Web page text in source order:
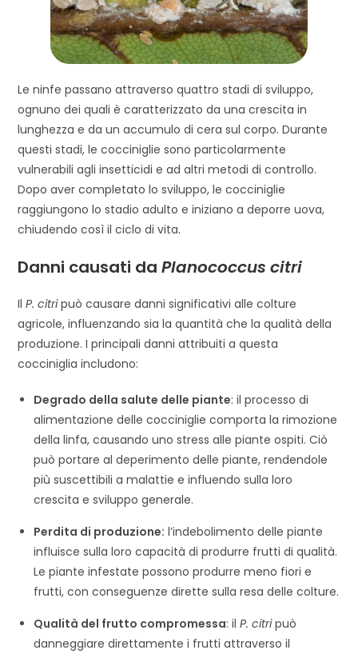
Le ninfe passano attraverso quattro stadi di sviluppo,
ognuno dei quali è caratterizzato da una crescita in
lunghezza e da un accumulo di cera sul corpo. Durante
questi stadi, le cocciniglie sono particolarmente
vulnerabili agli insetticidi e ad altri metodi di controllo.
Dopo aver completato lo sviluppo, le cocciniglie
raggiungono lo stadio adulto e iniziano a deporre uova,
chiudendo così il ciclo di vita.
Danni causati daPlanococcus citri
IlP. citripuò causare danni significativi alle colture
agricole, influenzando sia la quantità che la qualità della
produzione. I principali danni attribuiti a questa
cocciniglia includono:
Degrado della salute delle piante: il processo di
alimentazione delle cocciniglie comporta la rimozione
della linfa, causando uno stress alle piante ospiti. Ciò
può portare al deperimento delle piante, rendendole
più suscettibili a malattie e influendo sulla loro
crescita e sviluppo generale.
Perdita di produzione: l’indebolimento delle piante
influisce sulla loro capacità di produrre frutti di qualità.
Le piante infestate possono produrre meno fiori e
frutti, con conseguenze dirette sulla resa delle colture.
Qualità del frutto compromessa: ilP. citripuò
danneggiare direttamente i frutti attraverso il